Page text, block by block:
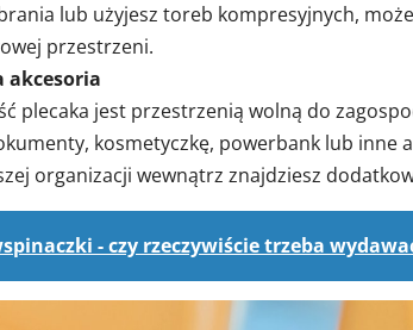
lub użyjesz toreb kompresyjnych,
przestrzeni.
akcesoria
plecaka jest przestrzenią wolną do
kosmetyczkę, powerbank lub inne
organizacji wewnątrz znajdziesz
- czy rzeczywiście trzeba